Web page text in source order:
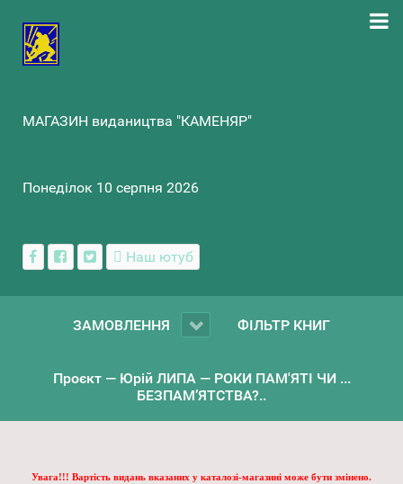
МАГАЗИН видаництва "КАМЕНЯР"
Понеділок 10 серпня 2026
Наш ютуб
ЗАМОВЛЕННЯ ФІЛЬТР КНИГ
Проєкт — Юрій ЛИПА — РОКИ ПАМ'ЯТІ ЧИ ...
БЕЗПАМ’ЯТСТВА?..
Увага!!! Вартість видань вказаних у каталозі-магазині може бути змінено.